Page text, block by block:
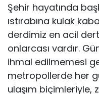
Şehir hayatında
ıstırabına kulak
derdimiz en acil
onlarcası vardır.
ihmal edilmemesi
metropollerde her
ulaşım biçimleriyle,